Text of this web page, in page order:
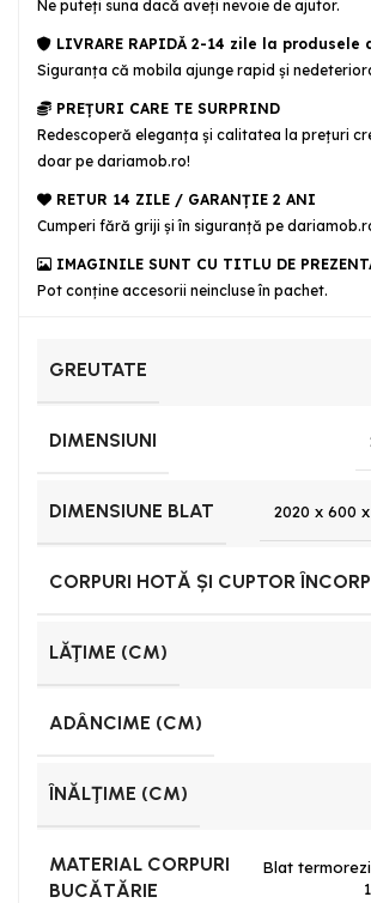
Ne puteţi suna dacă aveţi nevoie de ajutor.
LIVRARE RAPIDĂ 2-14 zile la produsele
Siguranţa că mobila ajunge rapid şi
PREȚURI CARE TE SURPRIND
Redescoperă eleganța și calitatea la prețuri
doar pe dariamob.ro!
RETUR 14 ZILE / GARANŢIE 2 ANI
Cumperi fără griji şi în siguranţă pe
IMAGINILE SUNT CU TITLU DE
Pot conține accesorii neincluse în pachet.
GREUTATE
DIMENSIUNI
DIMENSIUNE BLAT 2020 x 600
CORPURI HOTĂ ȘI CUPTOR
LĂŢIME (CM)
ADÂNCIME (CM)
ÎNĂLŢIME (CM)
MATERIAL CORPURI
BUCĂTĂRIE
Blat